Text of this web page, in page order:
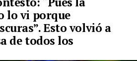
lo vi porque
Esto volvió a
de todos los